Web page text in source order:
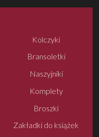
Kolczyki
Bransoletki
Naszyjniki
Komplety
Broszki
Zakładki do książek